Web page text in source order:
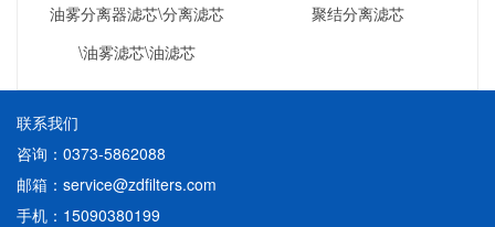
油雾分离器滤芯\分离滤芯
\油雾滤芯\油滤芯
聚结分离滤芯
联系我们
咨询：0373-5862088
邮箱：service@zdfilters.com
手机：15090380199